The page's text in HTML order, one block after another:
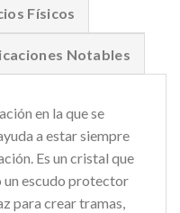
Físicos
Notables
en la que se
a estar siempre
Es un cristal que
un escudo protector
para crear tramas,